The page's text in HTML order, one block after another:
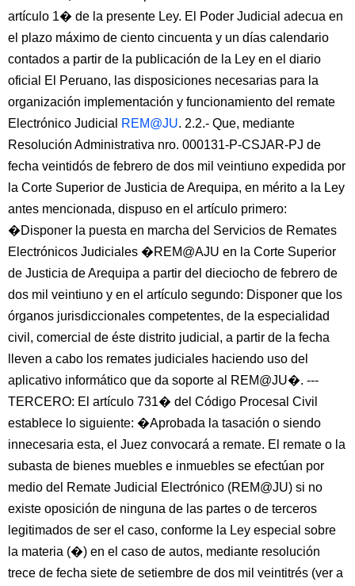
artículo 1� de la presente Ley. El Poder Judicial adecua en
el plazo máximo de ciento cincuenta y un días calendario
contados a partir de la publicación de la Ley en el diario
oficial El Peruano, las disposiciones necesarias para la
organización implementación y funcionamiento del remate
Electrónico Judicial
REM@JU. 2.2.- Que, mediante
Resolución Administrativa nro. 000131-P-CSJAR-PJ de
fecha veintidós de febrero de dos mil veintiuno expedida por
la Corte Superior de Justicia de Arequipa, en mérito a la Ley
antes mencionada, dispuso en el artículo primero:
�Disponer la puesta en marcha del Servicios de Remates
Electrónicos Judiciales �REM@AJU en la Corte Superior
de Justicia de Arequipa a partir del dieciocho de febrero de
dos mil veintiuno y en el artículo segundo: Disponer que los
órganos jurisdiccionales competentes, de la especialidad
civil, comercial de éste distrito judicial, a partir de la fecha
lleven a cabo los remates judiciales haciendo uso del
aplicativo informático que da soporte al REM@JU�. ---
TERCERO: El artículo 731� del Código Procesal Civil
establece lo siguiente: �Aprobada la tasación o siendo
innecesaria esta, el Juez convocará a remate. El remate o la
subasta de bienes muebles e inmuebles se efectúan por
medio del Remate Judicial Electrónico (REM@JU) si no
existe oposición de ninguna de las partes o de terceros
legitimados de ser el caso, conforme la Ley especial sobre
la materia (�) en el caso de autos, mediante resolución
trece de fecha siete de setiembre de dos mil veintitrés (ver a